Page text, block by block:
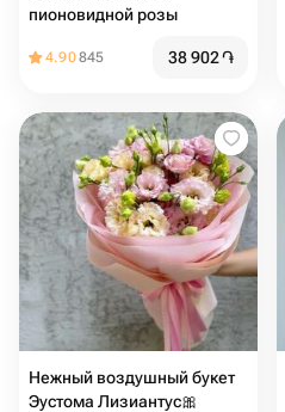
пионовидной розы
4.90845 38 902֏
Нежный воздушный букет
Эустома Лизиантус🎀